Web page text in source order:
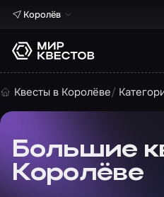
Королёв
Квесты в Королёве
Большие
Королёве